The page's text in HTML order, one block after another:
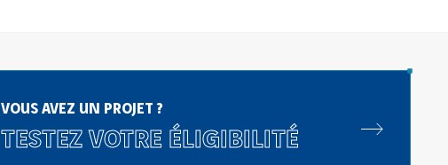
VOUS AVEZ UN PROJET ?
TESTEZ VOTRE ÉLIGIBILITÉ